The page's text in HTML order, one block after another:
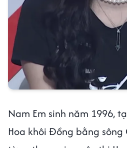
Nam Em sinh năm 1996,
Hoa khôi Đồng bằng sông